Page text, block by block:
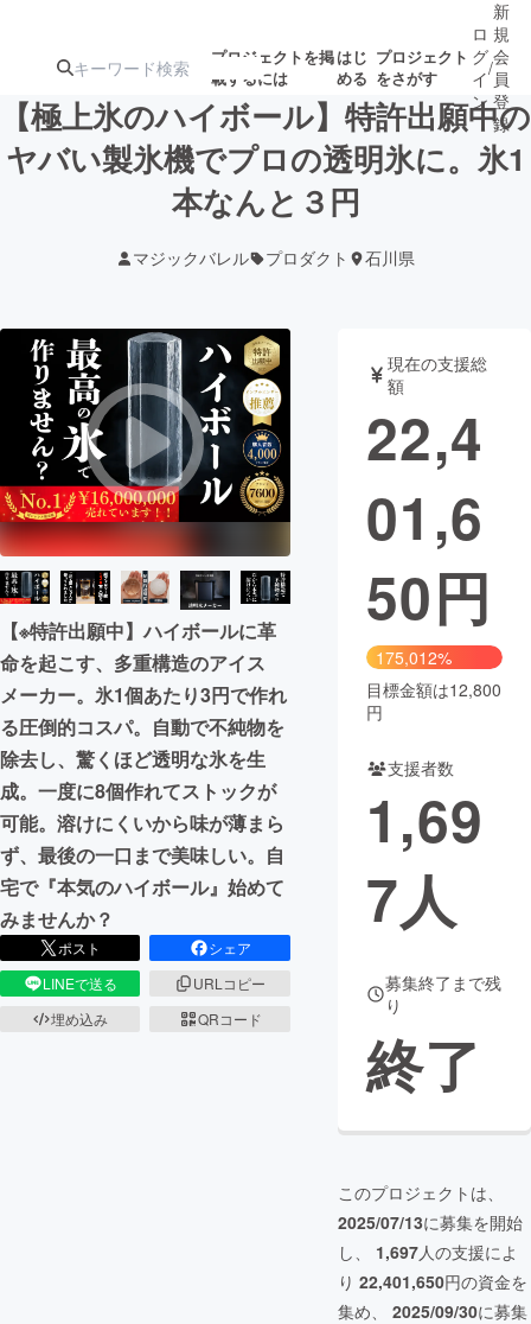
プロジェクトを掲
載するには
はじ
める
プロジェクト
をさがす
注目の新着プロ
ジェクト
募集終了が近いプ
テクノロジー・ガジェット
映像・映画 書籍・雑誌
ビジネス・起業 チャレンジ
まちづくり・地域活性化
CAMPFIRE for Social Good
CAMPFIRE Creation
CAMPFIREふるさと納税machi-ya コミュニティ
ロ
グ
イ
ン
/
新
規
会
員
登
録
【極上氷のハイボール】特許出願中の
ヤバい製氷機でプロの透明氷に。氷1
本なんと３円
マジックバレル プロダクト 石川県
【※特許出願中】ハイボールに革
命を起こす、多重構造のアイス
メーカー。氷1個あたり3円で作れ
る圧倒的コスパ。自動で不純物を
除去し、驚くほど透明な氷を生
成。一度に8個作れてストックが
可能。溶けにくいから味が薄まら
ず、最後の一口まで美味しい。自
宅で『本気のハイボール』始めて
みませんか？
ポスト
シェア
LINEで送る
URLコピー
埋め込み
QRコード
現在の支援総
額
22,4
01,6
50円
175,012%
目標金額は12,800
円
支援者数
1,69
7人
募集終了まで残
り
終了
このプロジェクトは、
2025/07/13に募集を開始
し、 1,697人の支援によ
り 22,401,650円の資金を
集め、 2025/09/30に募集